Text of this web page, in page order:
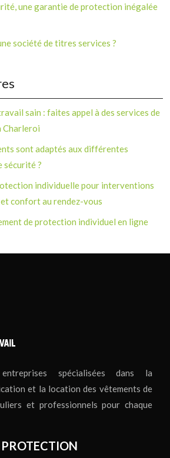
une garantie de protection inégalée
société de titres services ?
sain : faites appel à des services de
Charleroi
sont adaptés aux différentes
sécurité ?
individuelle pour interventions
confort au rendez-vous
de protection individuel en ligne
spécialisées dans la
et la location des vêtements de
et professionnels pour chaque
PROTECTION